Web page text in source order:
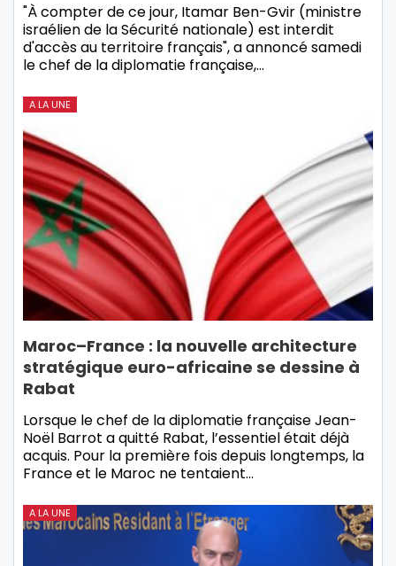
"À compter de ce jour, Itamar Ben-Gvir (ministre
israélien de la Sécurité nationale) est interdit
d'accès au territoire français", a annoncé samedi
le chef de la diplomatie française,…
A LA UNE
Maroc–France : la nouvelle architecture
stratégique euro-africaine se dessine à
Rabat
Lorsque le chef de la diplomatie française Jean-
Noël Barrot a quitté Rabat, l’essentiel était déjà
acquis. Pour la première fois depuis longtemps, la
France et le Maroc ne tentaient…
A LA UNE